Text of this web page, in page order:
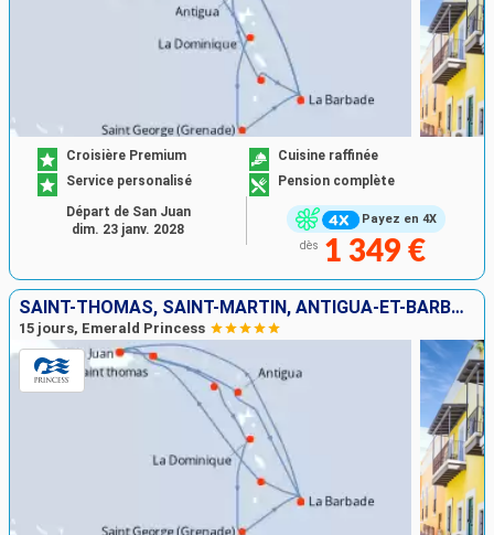
Payez en 4X
Croisière Premium
Cuisine raffinée
Service personalisé
Pension complète
dès 1 349 €
Départ de San Juan
dim. 23 janv. 2028
SAINT-THOMAS, SAINT-MARTIN, ANTIGUA-ET-BARBUDA, BARBADE, SAINTE-LUCIE, DOMINIQUE, GRENADE, PORTO RICO
15 jours, Emerald Princess